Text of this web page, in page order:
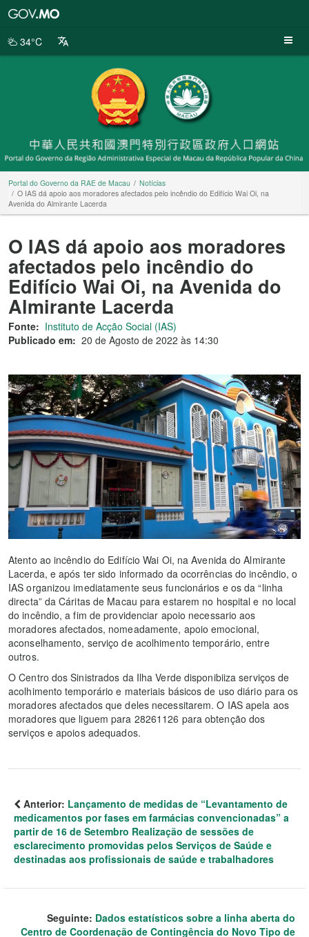
da
34°C
Portal do Governo da RAE de Macau
Notícias
O IAS dá apoio aos moradores afectados pelo incêndio do Edifício Wai Oi, na
Avenida do Almirante Lacerda
O IAS dá apoio aos moradores
afectados pelo incêndio do
Edifício Wai Oi, na Avenida do
Almirante Lacerda
Fonte: Instituto de Acção Social (IAS)
Publicado em: 20 de Agosto de 2022 às 14:30
Atento ao incêndio do Edifício Wai Oi, na Avenida do Almirante
Lacerda, e após ter sido informado da ocorrências do incêndio, o
IAS organizou imediatamente seus funcionários e os da “linha
directa” da Cáritas de Macau para estarem no hospital e no local
do incêndio, a fim de providenciar apoio necessario aos
moradores afectados, nomeadamente, apoio emocional,
aconselhamento, serviço de acolhimento temporário, entre
outros.
O Centro dos Sinistrados da Ilha Verde disponibiiza serviços de
acolhimento temporário e materiais básicos de uso diário para os
moradores afectados que deles necessitarem. O IAS apela aos
moradores que liguem para 28261126 para obtenção dos
serviços e apoios adequados.
Anterior: Lançamento de medidas de “Levantamento de
medicamentos por fases em farmácias convencionadas” a
partir de 16 de Setembro Realização de sessões de
esclarecimento promovidas pelos Serviços de Saúde e
destinadas aos profissionais de saúde e trabalhadores
Seguinte: Dados estatísticos sobre a linha aberta do
Centro de Coordenação de Contingência do Novo Tipo de